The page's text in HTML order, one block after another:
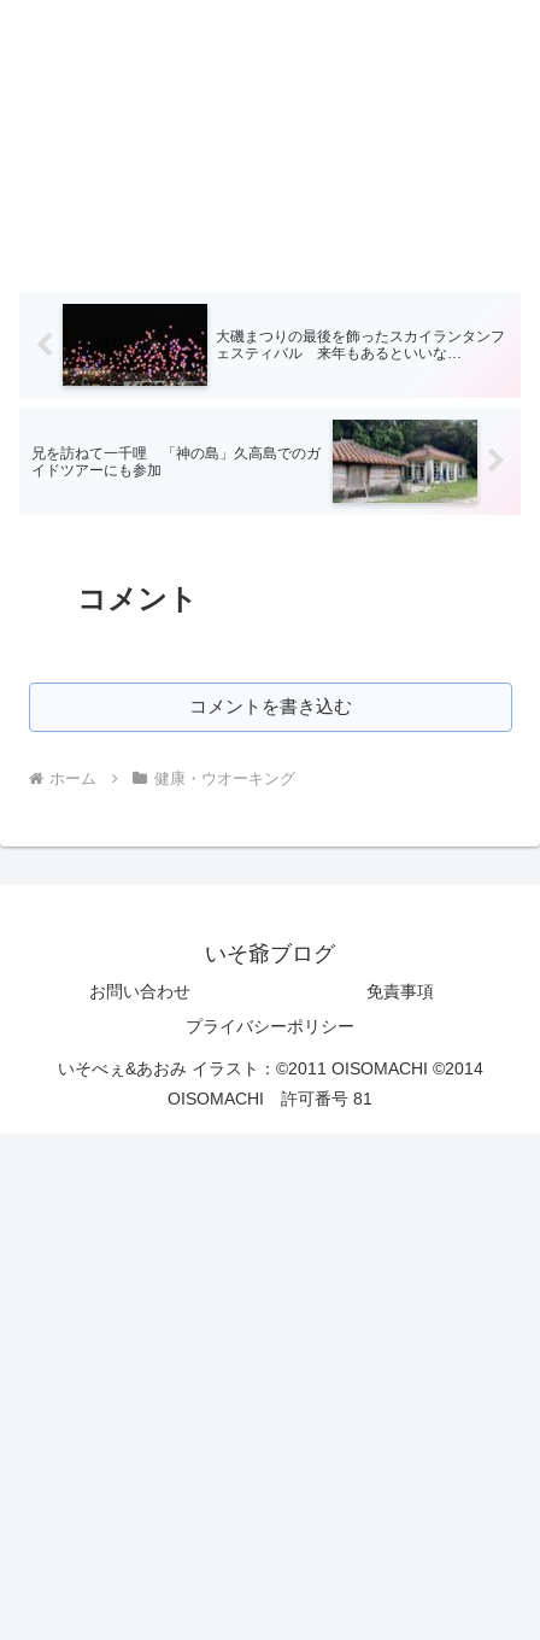
大磯まつりの最後を飾ったスカイランタンフ
ェスティバル 来年もあるといいな…
兄を訪ねて一千哩 「神の島」久高島でのガ
イドツアーにも参加
コメント
コメントを書き込む
ホーム 健康・ウオーキング
いそ爺ブログ
お問い合わせ
免責事項
プライバシーポリシー
いそべぇ&あおみ イラスト：©2011 OISOMACHI ©2014
OISOMACHI 許可番号 81